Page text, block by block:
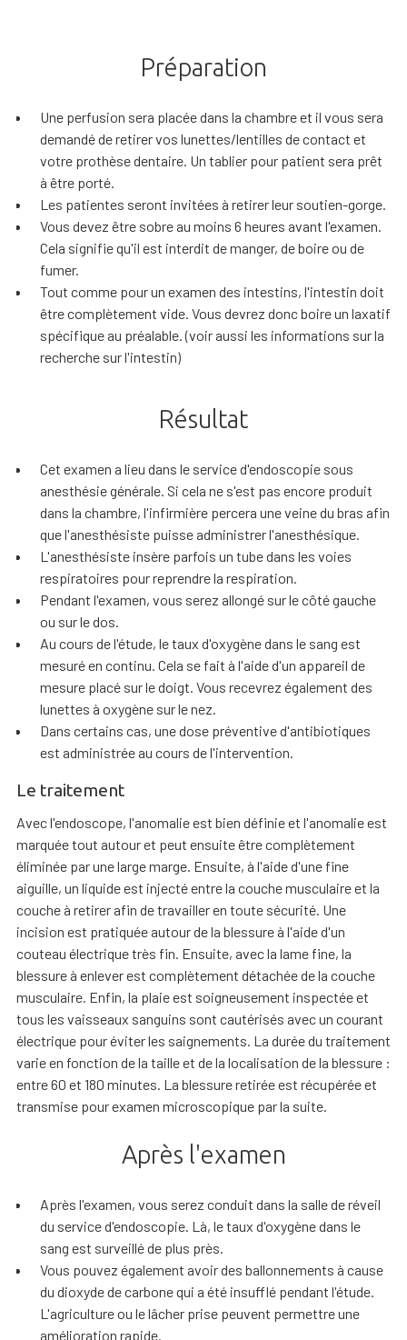
Préparation
Une perfusion sera placée dans la chambre et il vous sera
demandé de retirer vos lunettes/lentilles de contact et
votre prothèse dentaire. Un tablier pour patient sera prêt
à être porté.
Les patientes seront invitées à retirer leur soutien-gorge.
Vous devez être sobre au moins 6 heures avant l'examen.
Cela signifie qu'il est interdit de manger, de boire ou de
fumer.
Tout comme pour un examen des intestins, l'intestin doit
être complètement vide. Vous devrez donc boire un laxatif
spécifique au préalable. (voir aussi les informations sur la
recherche sur l'intestin)
Résultat
Cet examen a lieu dans le service d'endoscopie sous
anesthésie générale. Si cela ne s'est pas encore produit
dans la chambre, l'infirmière percera une veine du bras afin
que l'anesthésiste puisse administrer l'anesthésique.
L'anesthésiste insère parfois un tube dans les voies
respiratoires pour reprendre la respiration.
Pendant l'examen, vous serez allongé sur le côté gauche
ou sur le dos.
Au cours de l'étude, le taux d'oxygène dans le sang est
mesuré en continu. Cela se fait à l'aide d'un appareil de
mesure placé sur le doigt. Vous recevrez également des
lunettes à oxygène sur le nez.
Dans certains cas, une dose préventive d'antibiotiques
est administrée au cours de l'intervention.
Le traitement
Avec l'endoscope, l'anomalie est bien définie et l'anomalie est
marquée tout autour et peut ensuite être complètement
éliminée par une large marge. Ensuite, à l'aide d'une fine
aiguille, un liquide est injecté entre la couche musculaire et la
couche à retirer afin de travailler en toute sécurité. Une
incision est pratiquée autour de la blessure à l'aide d'un
couteau électrique très fin. Ensuite, avec la lame fine, la
blessure à enlever est complètement détachée de la couche
musculaire. Enfin, la plaie est soigneusement inspectée et
tous les vaisseaux sanguins sont cautérisés avec un courant
électrique pour éviter les saignements. La durée du traitement
varie en fonction de la taille et de la localisation de la blessure :
entre 60 et 180 minutes. La blessure retirée est récupérée et
transmise pour examen microscopique par la suite.
Après l'examen
Après l'examen, vous serez conduit dans la salle de réveil
du service d'endoscopie. Là, le taux d'oxygène dans le
sang est surveillé de plus près.
Vous pouvez également avoir des ballonnements à cause
du dioxyde de carbone qui a été insufflé pendant l'étude.
L'agriculture ou le lâcher prise peuvent permettre une
amélioration rapide.